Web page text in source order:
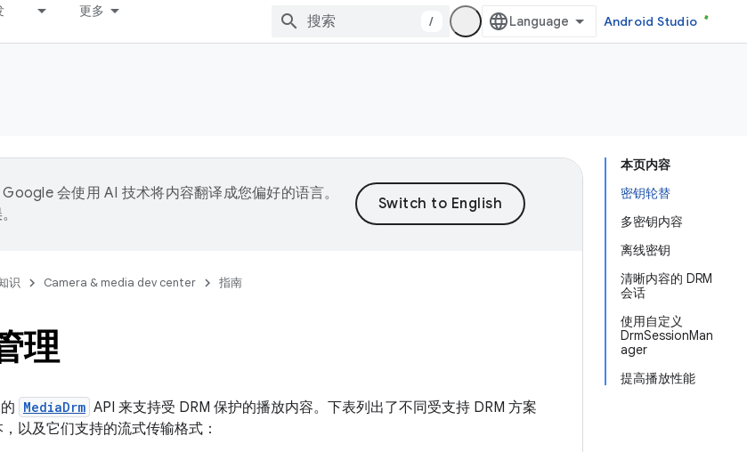
更多
/ Android Studio
本页内容
密钥轮替
多密钥内容
离线密钥
清晰内容的 DRM
会话
使用自定义
DrmSessionMan
ager
提高播放性能
Google 会使用 AI 技术将内容翻译成您偏好的语言。
识 Camera & media dev center 指南
理
MediaDrm API 来支持受 DRM 保护的播放内容。下表列出了不同受支持 DRM 方案
以及它们支持的流式传输格式：